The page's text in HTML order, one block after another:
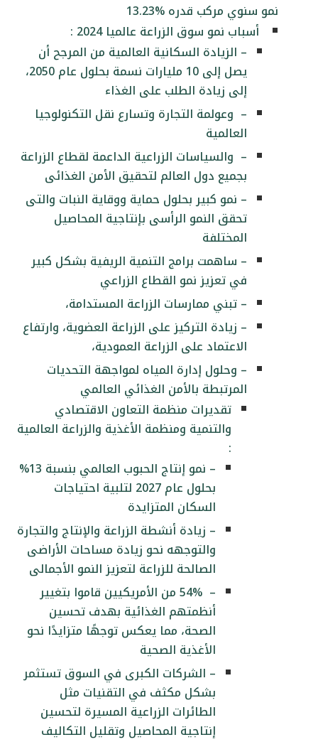
نمو سنوي مركب قدره %13.23
أسباب نمو سوق الزراعة عالميا 2024 :
– الزيادة السكانية العالمية من المرجح أن
يصل إلى 10 مليارات نسمة بحلول عام 2050،
إلى زيادة الطلب على الغذاء
– وعولمة التجارة وتسارع نقل التكنولوجيا
العالمية
– والسياسات الزراعية الداعمة لقطاع الزراعة
بجميع دول العالم لتحقيق الأمن الغذائى
– نمو كبير بحلول حماية ووقاية النبات والتى
تحقق النمو الرأسى بإنتاجية المحاصيل
المختلفة
– ساهمت برامج التنمية الريفية بشكل كبير
في تعزيز نمو القطاع الزراعي
– تبني ممارسات الزراعة المستدامة،
– زيادة التركيز على الزراعة العضوية، وارتفاع
الاعتماد على الزراعة العمودية،
– وحلول إدارة المياه لمواجهة التحديات
المرتبطة بالأمن الغذائي العالمي
تقديرات منظمة التعاون الاقتصادي
والتنمية ومنظمة الأغذية والزراعة العالمية
:
– نمو إنتاج الحبوب العالمي بنسبة 13%
بحلول عام 2027 لتلبية احتياجات
السكان المتزايدة
– زيادة أنشطة الزراعة والإنتاج والتجارة
والتوجهه نحو زيادة مساحات الأراضى
الصالحة للزراعة لتعزيز النمو الأجمالى
– 54% من الأمريكيين قاموا بتغيير
أنظمتهم الغذائية بهدف تحسين
الصحة، مما يعكس توجهًا متزايدًا نحو
الأغذية الصحية
– الشركات الكبرى في السوق تستثمر
بشكل مكثف في التقنيات مثل
الطائرات الزراعية المسيرة لتحسين
إنتاجية المحاصيل وتقليل التكاليف